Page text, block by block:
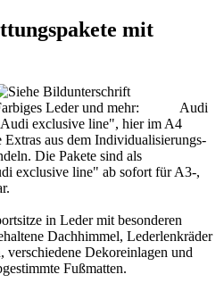
mit
Leder und mehr:
Audi
exclusive line", hier im A4
aus dem Individualisierungs-
Die Pakete sind als
exclusive line" ab sofort für A3-,
in Leder mit besonderen
Dachhimmel, Lederlenkräder
verschiedene Dekoreinlagen und
Fußmatten.